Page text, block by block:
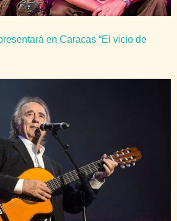
en Caracas “El vicio de